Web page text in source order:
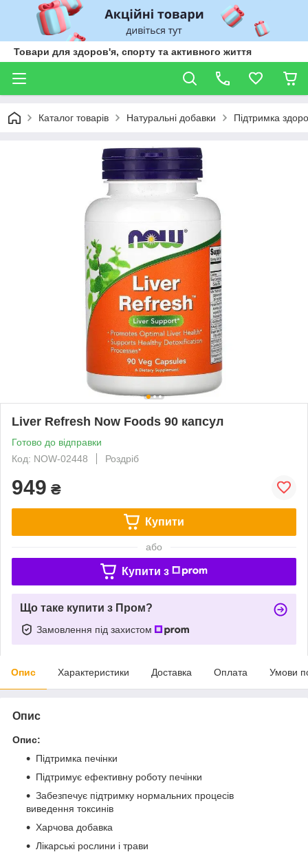
Товари для здоров'я, спорту та активного життя
Каталог товарів Натуральні добавки Підтримка
Liver Refresh Now Foods 90 капсул
Готово до відправки
Код: NOW-02448
Роздріб
949 ₴
Купити
або
Купити з
Що таке купити з Пром?
Замовлення під захистом
Опис Характеристики Доставка Оплата Умови
Опис
Опис:
Підтримка печінки
Підтримує ефективну роботу печінки
Забезпечує підтримку нормальних процесів
виведення токсинів
Харчова добавка
Лікарські рослини і трави